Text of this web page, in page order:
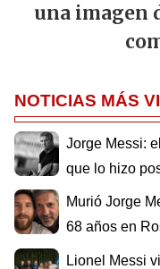
una imagen
NOTICIAS MÁS
Jorge Messi:
que lo hizo
Murió Jorge
68 años en
Lionel Messi